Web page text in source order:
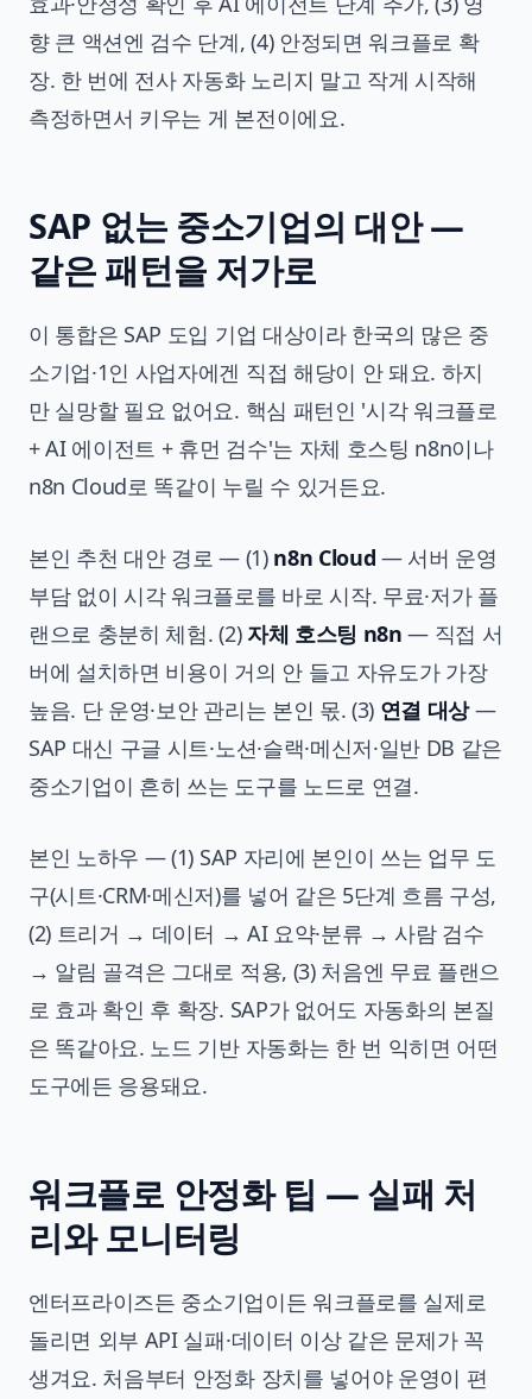
향 큰 액션엔 검수 단계, (4) 안정되면 워크플로 확
장. 한 번에 전사 자동화 노리지 말고 작게 시작해
측정하면서 키우는 게 본전이에요.
SAP 없는 중소기업의 대안 —
같은 패턴을 저가로
이 통합은 SAP 도입 기업 대상이라 한국의 많은 중
소기업·1인 사업자에겐 직접 해당이 안 돼요. 하지
만 실망할 필요 없어요. 핵심 패턴인 '시각 워크플로
+ AI 에이전트 + 휴먼 검수'는 자체 호스팅 n8n이나
n8n Cloud로 똑같이 누릴 수 있거든요.
본인 추천 대안 경로 — (1) n8n Cloud — 서버 운영
부담 없이 시각 워크플로를 바로 시작. 무료·저가 플
랜으로 충분히 체험. (2) 자체 호스팅 n8n — 직접 서
버에 설치하면 비용이 거의 안 들고 자유도가 가장
높음. 단 운영·보안 관리는 본인 몫. (3) 연결 대상—
SAP 대신 구글 시트·노션·슬랙·메신저·일반 DB 같은
중소기업이 흔히 쓰는 도구를 노드로 연결.
본인 노하우 — (1) SAP 자리에 본인이 쓰는 업무 도
구(시트·CRM·메신저)를 넣어 같은 5단계 흐름 구성,
(2) 트리거 → 데이터 → AI 요약·분류 → 사람 검수
→ 알림 골격은 그대로 적용, (3) 처음엔 무료 플랜으
로 효과 확인 후 확장. SAP가 없어도 자동화의 본질
은 똑같아요. 노드 기반 자동화는 한 번 익히면 어떤
도구에든 응용돼요.
워크플로 안정화 팁 — 실패 처
리와 모니터링
엔터프라이즈든 중소기업이든 워크플로를 실제로
돌리면 외부 API 실패·데이터 이상 같은 문제가 꼭
생겨요. 처음부터 안정화 장치를 넣어야 운영이 편